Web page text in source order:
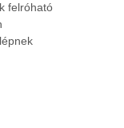
felróható